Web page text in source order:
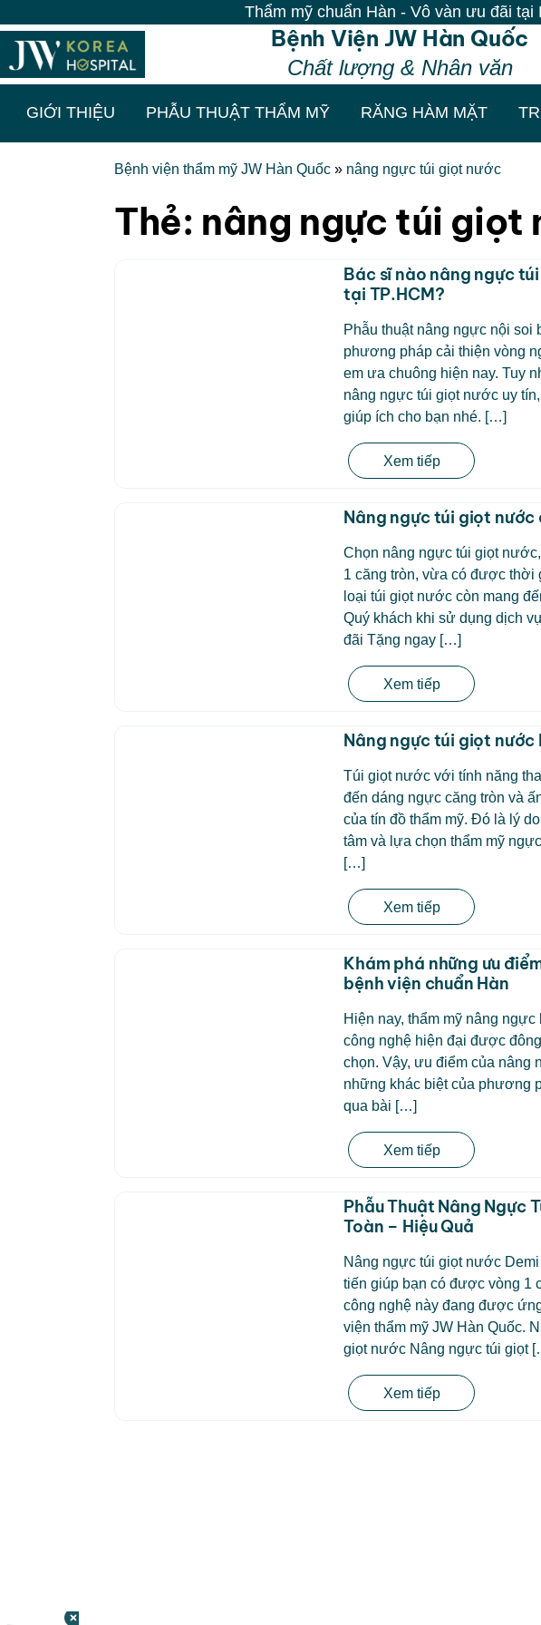
Thẩm mỹ chuẩn Hàn - Vô vàn ưu đãi tại
Bệnh Viện JW Hàn Quốc
Chất lượng & Nhân văn
GIỚI THIỆU PHẪU THUẬT THẨM MỸ RĂNG HÀM MẶT
Bệnh viện thẩm mỹ JW Hàn Quốc » nâng ngực túi giọt nước
Thẻ: nâng ngực túi giọt
Bác sĩ nào nâng ngực
tại TP.HCM?
Phẫu thuật nâng ngực nội soi
phương pháp cải thiện vòng
em ưa chuông hiện nay. Tuy
nâng ngực túi giọt nước uy
giúp ích cho bạn nhé. […]
Xem tiếp
Nâng ngực túi giọt nước
Chọn nâng ngực túi giọt
1 căng tròn, vừa có được thời
loại túi giọt nước còn mang
Quý khách khi sử dụng dịch
đãi Tặng ngay […]
Xem tiếp
Nâng ngực túi giọt
Túi giọt nước với tính năng
đến dáng ngực căng tròn và
của tín đồ thẩm mỹ. Đó là lý
tâm và lựa chọn thẩm mỹ
[…]
Xem tiếp
Khám phá những ưu
bệnh viện chuẩn Hàn
Hiện nay, thẩm mỹ nâng
công nghệ hiện đại được
chọn. Vậy, ưu điểm của nâng
những khác biệt của phương
qua bài […]
Xem tiếp
Phẫu Thuật Nâng Ngực
Toàn – Hiệu Quả
Nâng ngực túi giọt nước
tiến giúp bạn có được vòng 1
công nghệ này đang được
viện thẩm mỹ JW Hàn Quốc.
giọt nước Nâng ngực túi giọt
Xem tiếp